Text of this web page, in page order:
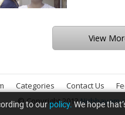
View
Categories Contact Us
© Copyright 2013
to ourpolicy.We hope